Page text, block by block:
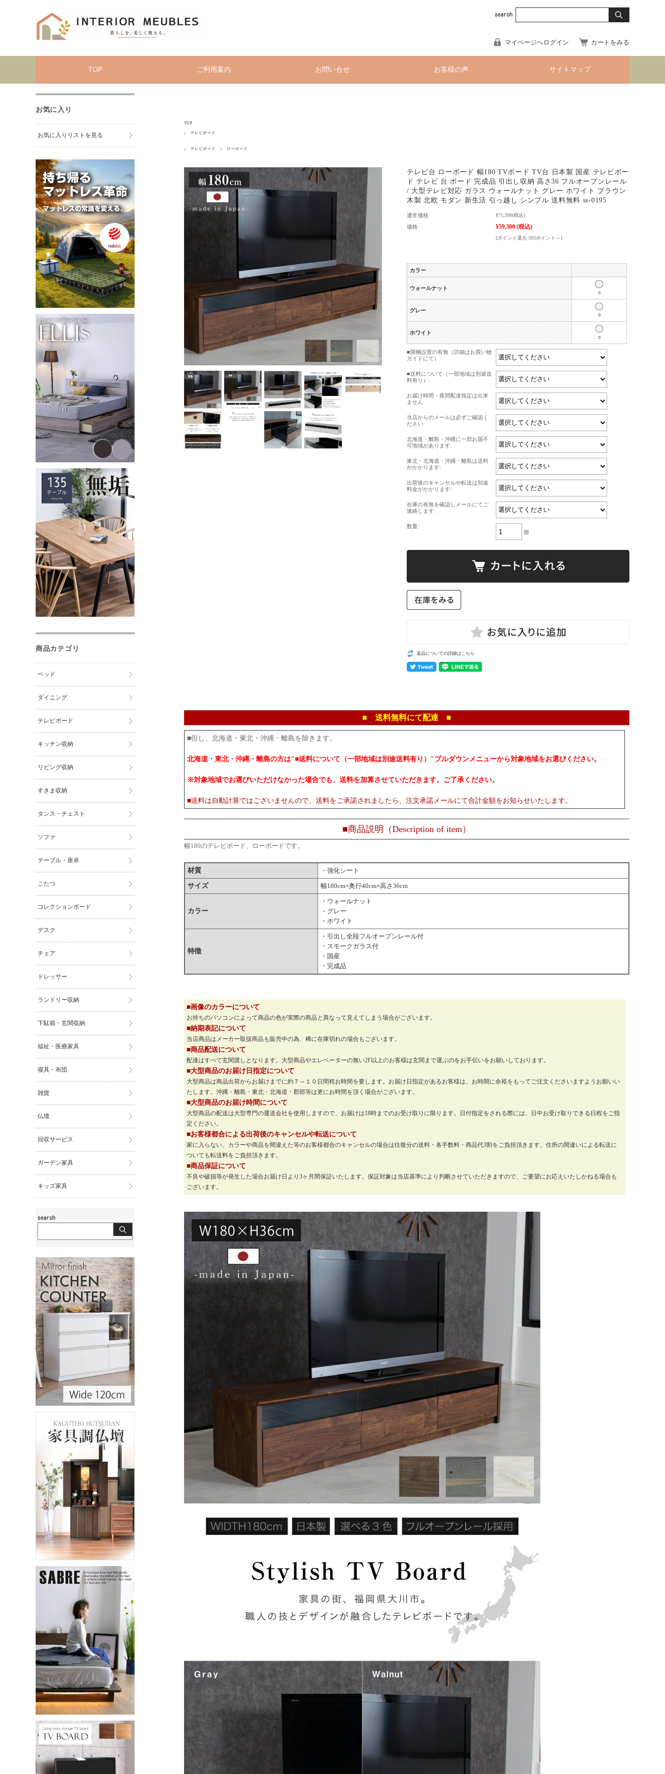
マイページへログイン カートをみる
TOP ご利用案内 お問い合せ お客様の声 サイトマップ
TOP
テレビボード
テレビボード ローボード
テレビ台 ローボード 幅180 TVボード TV台 日本製 国産 テレビボー
ド テレビ 台 ボード 完成品 引出し収納 高さ36 フルオープンレール
/ 大型テレビ対応 ガラス ウォールナット グレー ホワイト ブラウン
木製 北欧 モダン 新生活 引っ越し シンプル 送料無料 ss-0195
通常価格: ¥71,200(税込)
価格: ¥59,300 (税込)
[ポイント還元 593ポイント～]
カラー
ウォールナット
○
グレー
○
ホワイト
○
■開梱設置の有無（詳細はお買い物
ガイドにて）:
■送料について（一部地域は別途送
料有り）:
お届け時間・夜間配達指定は出来
ません:
当店からのメールは必ずご確認く
ださい:
北海道・離島・沖縄に一部お届不
可地域があります:
東北・北海道・沖縄・離島は送料
がかかります:
出荷後のキャンセルや転送は別途
料金がかかります:
在庫の有無を確認しメールにてご
連絡します:
数量:
個
返品についての詳細はこちら
■ 送料無料にて配達 ■
■但し、北海道・東北・沖縄・離島を除きます。
北海道・東北・沖縄・離島の方は"■送料について（一部地域は別途送料有り）"プルダウンメニューから対象地域をお選びください。
※対象地域でお選びいただけなかった場合でも、送料を加算させていただきます。ご了承ください。
■送料は自動計算ではございませんので、送料をご承諾されましたら、注文承諾メールにて合計金額をお知らせいたします。
■商品説明（Description of item）
幅180のテレビボード、ローボードです。
材質 ・強化シート
サイズ 幅180cm×奥行40cm×高さ36cm
カラー
・ウォールナット
・グレー
・ホワイト
特徴
・引出し全段フルオープンレール付
・スモークガラス付
・国産
・完成品
■画像のカラーについて
お持ちのパソコンによって商品の色が実際の商品と異なって見えてしまう場合がございます。
■納期表記について
当店商品はメーカー取扱商品も販売中の為、稀に在庫切れの場合もございます。
■商品配送について
配達はすべて玄関渡しとなります。大型商品やエレベーターの無い2F以上のお客様は玄関まで運ぶのをお手伝いをお願いしております。
■大型商品のお届け日指定について
大型商品は商品出荷からお届けまでに約７～１０日間程お時間を要します。お届け日指定があるお客様は、お時間に余裕をもってご注文くださいますようお願いい
たします。沖縄・離島・東北・北海道・郡部等は更にお時間を頂く場合がございます。
■大型商品のお届け時間について
大型商品の配送は大型専門の運送会社を使用しますので、お届けは18時までのお受け取りに限ります。日付指定をされる際には、日中お受け取りできる日程をご指
定ください。
■お客様都合による出荷後のキャンセルや転送について
家に入らない、カラーや商品を間違えた等のお客様都合のキャンセルの場合は往復分の送料・各手数料・商品代3割をご負担頂きます。住所の間違いによる転送に
ついても転送料をご負担頂きます。
■商品保証について
不良や破損等が発生した場合お届け日より3ヶ月間保証いたします。保証対象は当店基準により判断させていただきますので、ご要望にお応えいたしかねる場合も
ございます。
お気に入り
お気に入りリストを見る
商品カテゴリ
ベッド
ダイニング
テレビボード
キッチン収納
リビング収納
すきま収納
タンス・チェスト
ソファ
テーブル・座卓
こたつ
コレクションボード
デスク
チェア
ドレッサー
ランドリー収納
下駄箱・玄関収納
福祉・医療家具
寝具・布団
雑貨
仏壇
回収サービス
ガーデン家具
キッズ家具